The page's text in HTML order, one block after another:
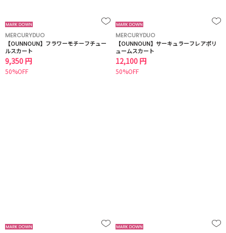
MERCURYDUO
【OUNNOUN】フラワーモチーフチュー
ルスカート
9,350 円
50%OFF
MERCURYDUO
【OUNNOUN】サーキュラーフレアボリ
ュームスカート
12,100 円
50%OFF